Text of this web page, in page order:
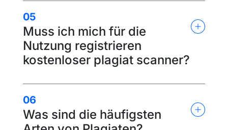
05
Muss ich mich für die
Nutzung registrieren
kostenloser plagiat scanner?
06
Was sind die häufigsten